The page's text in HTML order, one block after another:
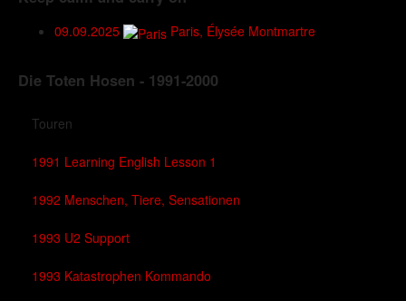
09.09.2025 Paris, Élysée Montmartre
Die Toten Hosen - 1991-2000
Touren
1991 Learning English Lesson 1
1992 Menschen, Tiere, Sensationen
1993 U2 Support
1993 Katastrophen Kommando